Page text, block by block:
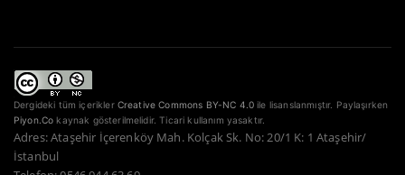
Dergideki tüm içerikler Creative Commons BY-NC 4.0 ile lisanslanmıştır. Paylaşırken
Piyon.Co kaynak gösterilmelidir. Ticari kullanım yasaktır.
Adres: Ataşehir İçerenköy Mah. Kolçak Sk. No: 20/1 K: 1 Ataşehir/
İstanbul